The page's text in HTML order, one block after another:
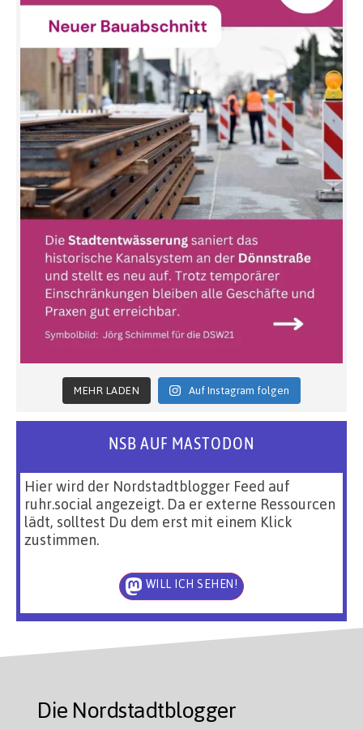
MEHR LADEN Auf Instagram folgen
NSB AUF MASTODON
Hier wird der Nordstadtblogger Feed auf
ruhr.social angezeigt. Da er externe Ressourcen
lädt, solltest Du dem erst mit einem Klick
zustimmen.
WILL ICH SEHEN!
Die Nordstadtblogger